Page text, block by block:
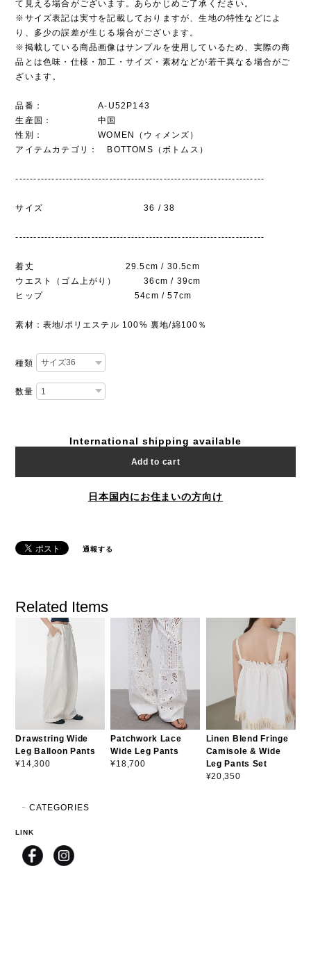
て見える場合がございます。あらかじめご了承ください。
※サイズ表記は実寸を記載しておりますが、生地の特性などによ
り、多少の誤差が生じる場合がございます。
※掲載している商品画像はサンプルを使用しているため、実際の商
品とは色味・仕様・加工・サイズ・素材などが若干異なる場合がご
ざいます。
品番： A-U52P143
生産国： 中国
性別： WOMEN（ウィメンズ）
アイテムカテゴリ： BOTTOMS（ボトムス）
---------------------------------------------------------------------
サイズ 36 / 38
---------------------------------------------------------------------
着丈 29.5cm / 30.5cm
ウエスト（ゴム上がり） 36cm / 39cm
ヒップ 54cm / 57cm
素材：表地/ポリエステル 100% 裏地/綿100％
種類
数量
International shipping available
Add to cart
日本国内にお住まいの方向け
通報する
Related Items
Drawstring Wide
Leg Balloon Pants
¥14,300
Patchwork Lace
Wide Leg Pants
¥18,700
Linen Blend Fringe
Camisole & Wide
Leg Pants Set
¥20,350
CATEGORIES
LINK